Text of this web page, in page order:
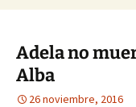
Adela no
Alba
26 noviembre, 2016